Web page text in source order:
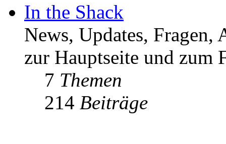
In the Shack
News, Updates,
zur Hauptseite und zum
7 Themen
214 Beiträge